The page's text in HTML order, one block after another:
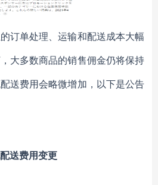
订单处理、运输和配送成本大幅
大多数商品的销售佣金仍将保持
送费用会略微增加，以下是公告
送费用变更